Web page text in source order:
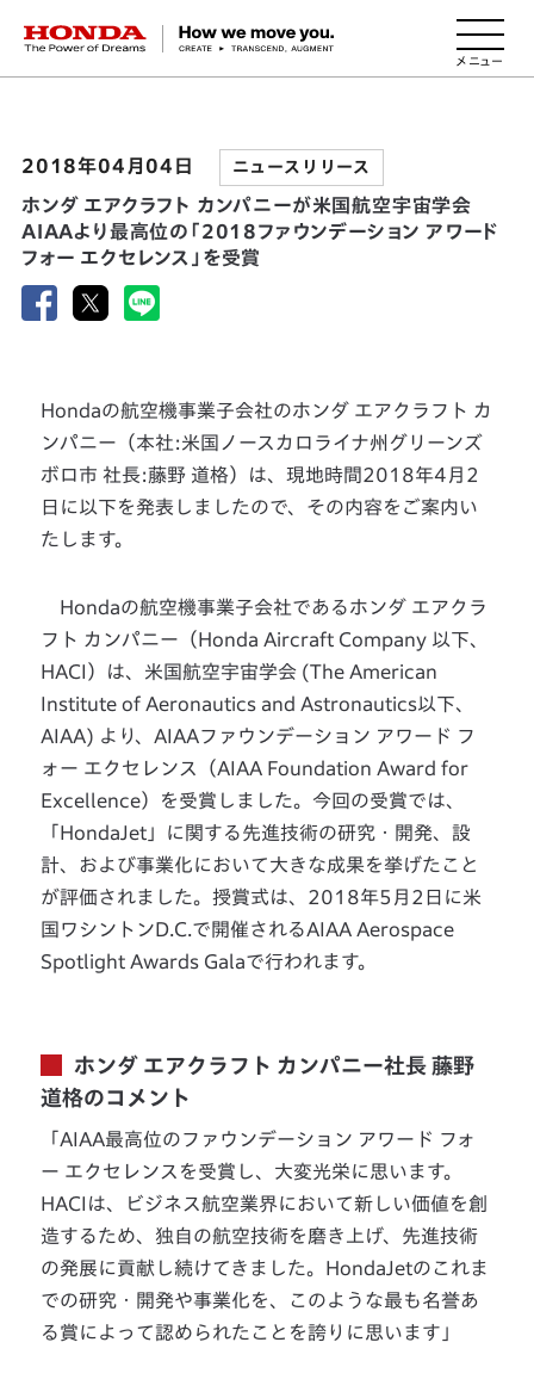
HONDA The Power of Dreams
2018年04月04日 ニュースリリース
ホンダ エアクラフト カンパニーが米国航空宇宙学会
AIAAより最高位の「2018ファウンデーション アワード
フォー エクセレンス」を受賞
Hondaの航空機事業子会社のホンダ エアクラフト カ
ンパニー（本社:米国ノースカロライナ州グリーンズ
ボロ市 社長:藤野 道格）は、現地時間2018年4月2
日に以下を発表しましたので、その内容をご案内い
たします。
Hondaの航空機事業子会社であるホンダ エアクラ
フト カンパニー（Honda Aircraft Company 以下、
HACI）は、米国航空宇宙学会 (The American
Institute of Aeronautics and Astronautics以下、
AIAA) より、AIAAファウンデーション アワード フ
ォー エクセレンス（AIAA Foundation Award for
Excellence）を受賞しました。今回の受賞では、
「HondaJet」に関する先進技術の研究・開発、設
計、および事業化において大きな成果を挙げたこと
が評価されました。授賞式は、2018年5月2日に米
国ワシントンD.C.で開催されるAIAA Aerospace
Spotlight Awards Galaで行われます。
ホンダ エアクラフト カンパニー社長 藤野
道格のコメント
「AIAA最高位のファウンデーション アワード フォ
ー エクセレンスを受賞し、大変光栄に思います。
HACIは、ビジネス航空業界において新しい価値を創
造するため、独自の航空技術を磨き上げ、先進技術
の発展に貢献し続けてきました。HondaJetのこれま
での研究・開発や事業化を、このような最も名誉あ
る賞によって認められたことを誇りに思います」